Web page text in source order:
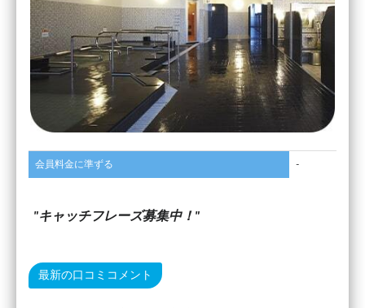
会員料金に準ずる -
キャッチフレーズ募集中！
最新の口コミコメント